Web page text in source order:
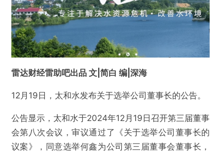
雷达财经雷助吧出品 文|简白 编|深海
12月19日，太和水发布关于选举公司董事长的公告。
公告显示，太和水于2024年12月19日召开第三届董事
会第八次会议，审议通过了《关于选举公司董事长的
议案》，同意选举何鑫为公司第三届董事会董事长，